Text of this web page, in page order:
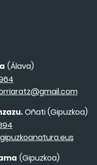
(Álava)
Oñati (Gipuzkoa)
(Gipuzkoa)